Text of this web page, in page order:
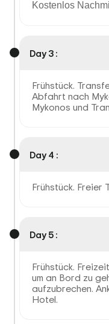
Kostenlos
Day 3 :
Frühstück.
Abfahrt nach
Mykonos und
Day 4 :
Frühstück. Freier
Day 5 :
Frühstück.
um an Bord zu
aufzubrechen.
Hotel.